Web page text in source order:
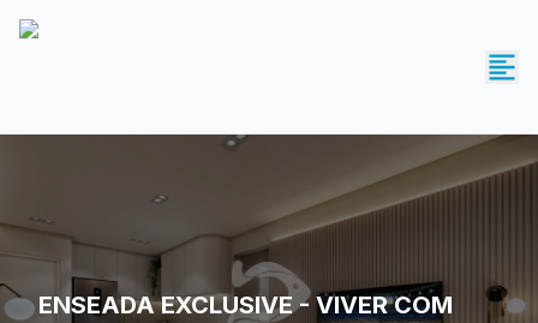
ENSEADA EXCLUSIVE - VIVER COM